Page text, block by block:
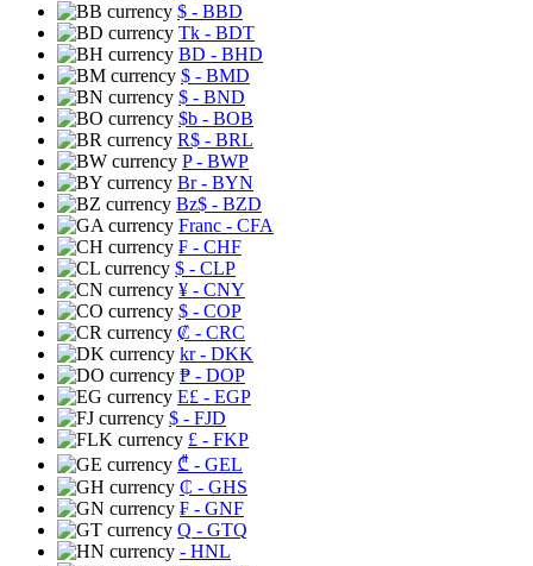
$ - BBD
Tk - BDT
BD - BHD
$ - BMD
$ - BND
$b - BOB
R$ - BRL
P- BWP
Br- BYN
Bz$ - BZD
Franc - CFA
₣ - CHF
$ - CLP
¥ - CNY
$ - COP
₡ - CRC
kr- DKK
₱ - DOP
E£ - EGP
$ - FJD
£ - FKP
₾ - GEL
₵ - GHS
₣ - GNF
Q - GTQ
- HNL